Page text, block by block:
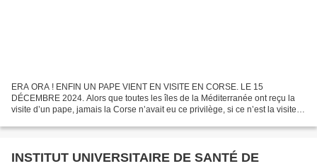
ERA ORA ! ENFIN UN PAPE VIENT EN VISITE EN CORSE. LE 15
DÉCEMBRE 2024. Alors que toutes les îles de la Méditerranée ont reçu la
visite d’un pape, jamais la Corse n’avait eu ce privilège, si ce n’est la visite
INSTITUT UNIVERSITAIRE DE SANTÉ DE